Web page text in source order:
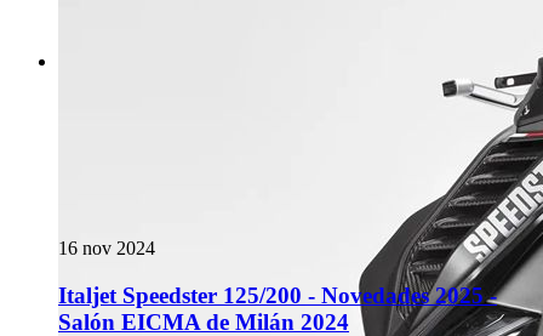
16 nov 2024
Italjet Speedster 125/200 - Novedades 2025 -
Salón EICMA de Milán 2024